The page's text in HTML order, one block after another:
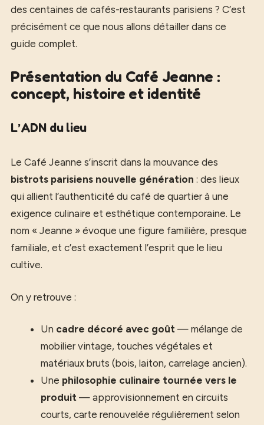
des centaines de cafés-restaurants parisiens ? C’est
précisément ce que nous allons détailler dans ce
guide complet.
Présentation du Café Jeanne :
concept, histoire et identité
L’ADN du lieu
Le Café Jeanne s’inscrit dans la mouvance des
bistrots parisiens nouvelle génération : des lieux
qui allient l’authenticité du café de quartier à une
exigence culinaire et esthétique contemporaine. Le
nom « Jeanne » évoque une figure familière, presque
familiale, et c’est exactement l’esprit que le lieu
cultive.
On y retrouve :
Un cadre décoré avec goût — mélange de
mobilier vintage, touches végétales et
matériaux bruts (bois, laiton, carrelage ancien).
Une philosophie culinaire tournée vers le
produit — approvisionnement en circuits
courts, carte renouvelée régulièrement selon